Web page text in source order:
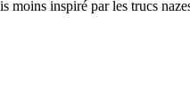
inspiré par les trucs